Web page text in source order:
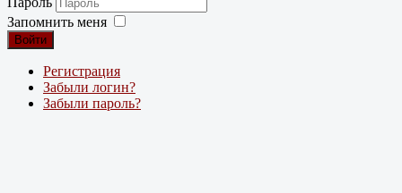
Запомнить меня
Войти
Регистрация
Забыли логин?
Забыли пароль?